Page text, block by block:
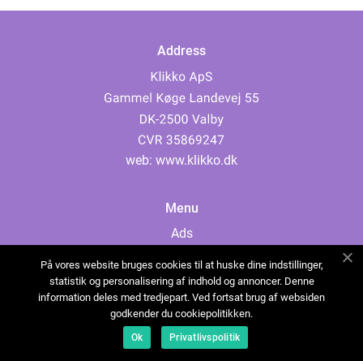
Address
web: www.klikko.dk
Menu
Ads
Cookies
Contact
Sitemap
På vores website bruges cookies til at huske dine indstillinger,
statistik og personalisering af indhold og annoncer. Denne
information deles med tredjepart. Ved fortsat brug af websiden
godkender du cookiepolitikken.
Ok Privatlivspolitik